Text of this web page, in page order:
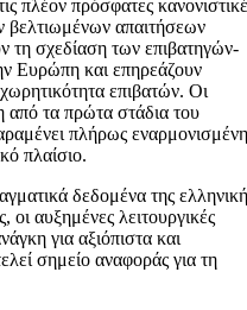
πλέον πρόσφατες
βελτιωμένων απαιτήσεων
τη σχεδίαση των επιβατηγών-
Ευρώπη και επηρεάζουν
επιβατών. Οι
από τα πρώτα στάδια του
πλήρως
πλαίσιο.
δεδομένα της
οι αυξημένες λειτουργικές
για αξιόπιστα και
σημείο αναφοράς για τη